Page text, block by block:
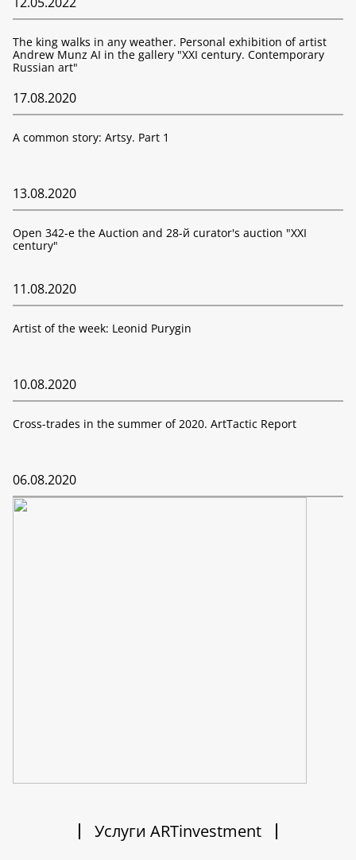
The king walks in any weather. Personal exhibition of artist
Andrew Munz AI in the gallery "XXI century. Contemporary
Russian art"
17.08.2020
A common story: Artsy. Part 1
13.08.2020
Open 342-е the Auction and 28-й curator's auction "XXI
century"
11.08.2020
Artist of the week: Leonid Purygin
10.08.2020
Cross-trades in the summer of 2020. ArtTactic Report
06.08.2020
Услуги ARTinvestment